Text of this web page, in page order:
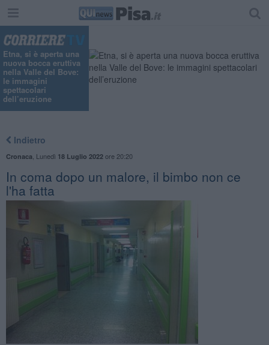
Etna, si è aperta una
nuova bocca eruttiva
nella Valle del Bove:
le immagini
spettacolari
dell’eruzione
Indietro
Cronaca Lunedì 18 Luglio 2022ore 20:20
In coma dopo un malore, il bimbo non ce
l'ha fatta